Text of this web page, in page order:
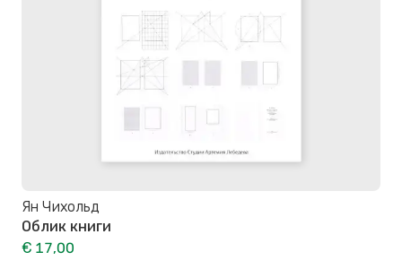
Ян Чихольд
Облик книги
€ 17,00